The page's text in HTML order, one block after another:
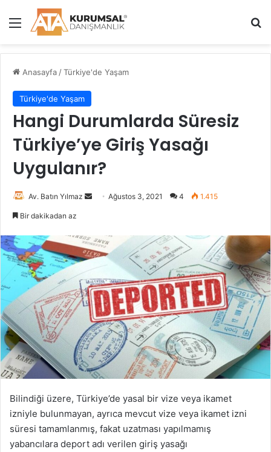
Menü
Anasayfa /Türkiye'de Yaşam
Türkiye'de Yaşam
Hangi Durumlarda Süresiz
Türkiye’ye Giriş Yasağı
Uygulanır?
Av. Batın Yılmaz
e
-
o
s
t
a
g
ö
n
e
r
m
e
Ağustos 3, 2021 4 1.415
Bir dakikadan az
Bilindiği üzere, Türkiye’de yasal bir vize veya ikamet
izniyle bulunmayan, ayrıca mevcut vize veya ikamet izni
süresi tamamlanmış, fakat uzatması yapılmamış
yabancılara deport adı verilen giriş yasağı